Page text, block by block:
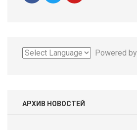
Powered by
АРХИВ НОВОСТЕЙ